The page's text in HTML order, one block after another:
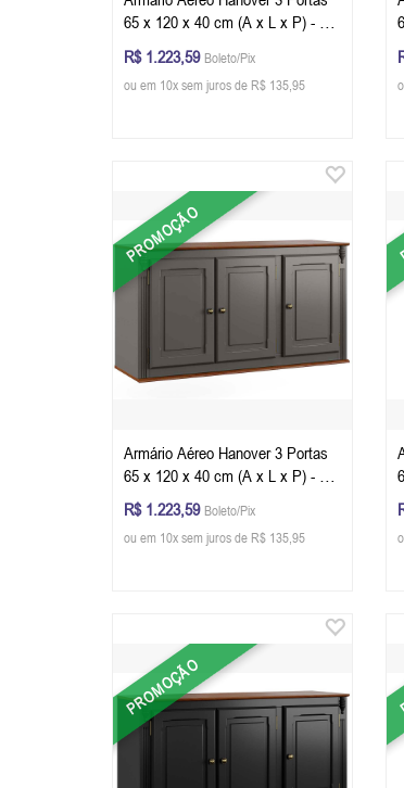
65 x 120 x 40 cm (A x L x P) - Cor
Azul Petróleo - Imbuia Glazer
R$ 1.223,59 Boleto/Pix
ou em 10x sem juros de R$ 135,95
PROMOÇÃO
Armário Aéreo Hanover 3 Portas
65 x 120 x 40 cm (A x L x P) - Cor
Cinza Escuro - Imbuia Glazer
R$ 1.223,59 Boleto/Pix
ou em 10x sem juros de R$ 135,95
PROMOÇÃO